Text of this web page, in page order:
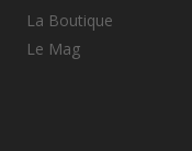
La Boutique
Le Mag